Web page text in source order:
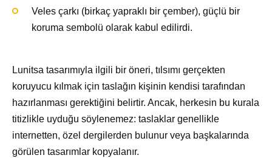
Veles çarkı (birkaç yapraklı bir çember), güçlü bir
koruma sembolü olarak kabul edilirdi.
Lunitsa tasarımıyla ilgili bir öneri, tılsımı gerçekten
koruyucu kılmak için taslağın kişinin kendisi tarafından
hazırlanması gerektiğini belirtir. Ancak, herkesin bu kurala
titizlikle uyduğu söylenemez: taslaklar genellikle
internetten, özel dergilerden bulunur veya başkalarında
görülen tasarımlar kopyalanır.